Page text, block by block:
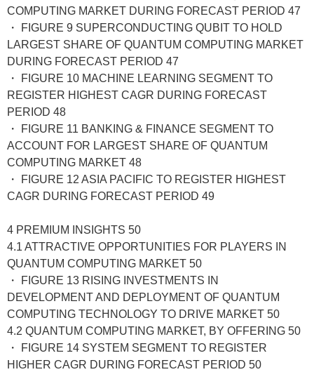
COMPUTING MARKET DURING FORECAST PERIOD 47
・ FIGURE 9 SUPERCONDUCTING QUBIT TO HOLD
LARGEST SHARE OF QUANTUM COMPUTING MARKET
DURING FORECAST PERIOD 47
・ FIGURE 10 MACHINE LEARNING SEGMENT TO
REGISTER HIGHEST CAGR DURING FORECAST
PERIOD 48
・ FIGURE 11 BANKING & FINANCE SEGMENT TO
ACCOUNT FOR LARGEST SHARE OF QUANTUM
COMPUTING MARKET 48
・ FIGURE 12 ASIA PACIFIC TO REGISTER HIGHEST
CAGR DURING FORECAST PERIOD 49
4 PREMIUM INSIGHTS 50
4.1 ATTRACTIVE OPPORTUNITIES FOR PLAYERS IN
QUANTUM COMPUTING MARKET 50
・ FIGURE 13 RISING INVESTMENTS IN
DEVELOPMENT AND DEPLOYMENT OF QUANTUM
COMPUTING TECHNOLOGY TO DRIVE MARKET 50
4.2 QUANTUM COMPUTING MARKET, BY OFFERING 50
・ FIGURE 14 SYSTEM SEGMENT TO REGISTER
HIGHER CAGR DURING FORECAST PERIOD 50